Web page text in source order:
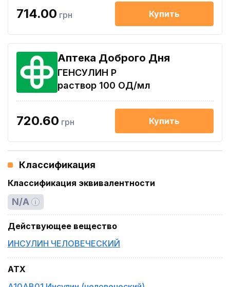
714.00 грн Купить
Аптека Доброго Дня
ГЕНСУЛИН Р
раствор 100 ОД/мл
720.60 грн Купить
Классификация
Классификация эквивалентности
N/A
Действующее вещество
ИНСУЛИН ЧЕЛОВЕЧЕСКИЙ
ATX